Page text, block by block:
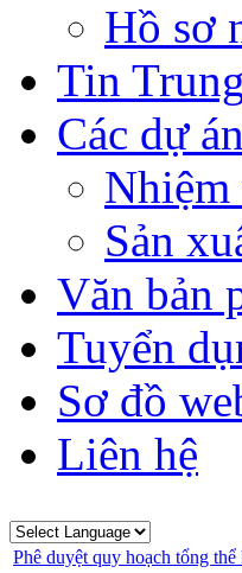
Hồ sơ
Tin
Các dự án
Nhiệm
Sản
Văn bản
Tuyển
Sơ đồ
Liên hệ
Phê duyệt quy hoạch tổng